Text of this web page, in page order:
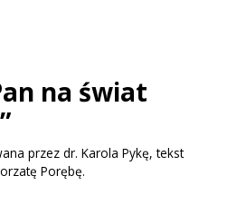
na świat
przez dr. Karola Pykę, tekst
Porębę.